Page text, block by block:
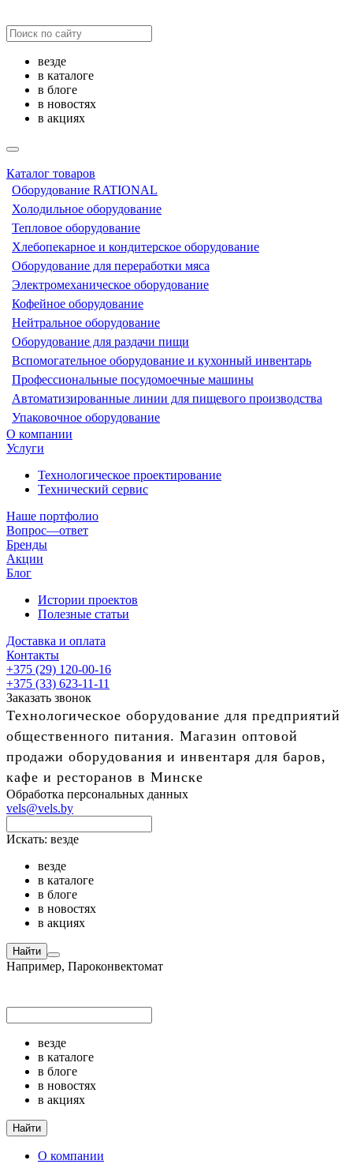
везде
в каталоге
в блоге
в новостях
в акциях
Каталог товаров
Оборудование RATIONAL
Холодильное оборудование
Тепловое оборудование
Хлебопекарное и кондитерское оборудование
Оборудование для переработки мяса
Электромеханическое оборудование
Кофейное оборудование
Нейтральное оборудование
Оборудование для раздачи пищи
Вспомогательное оборудование и кухонный инвентарь
Профессиональные посудомоечные машины
Автоматизированные линии для пищевого производства
Упаковочное оборудование
О компании
Услуги
Технологическое проектирование
Технический сервис
Наше портфолио
Вопрос—ответ
Бренды
Акции
Блог
Истории проектов
Полезные статьи
Доставка и оплата
Контакты
+375 (29) 120-00-16
+375 (33) 623-11-11
Заказать звонок
Технологическое оборудование для предприятий
общественного питания. Магазин оптовой
продажи оборудования и инвентаря для баров,
кафе и ресторанов в Минске
Обработка персональных данных
vels@vels.by
Искать: везде
везде
в каталоге
в блоге
в новостях
в акциях
Найти
Например, Пароконвектомат
везде
в каталоге
в блоге
в новостях
в акциях
Найти
О компании